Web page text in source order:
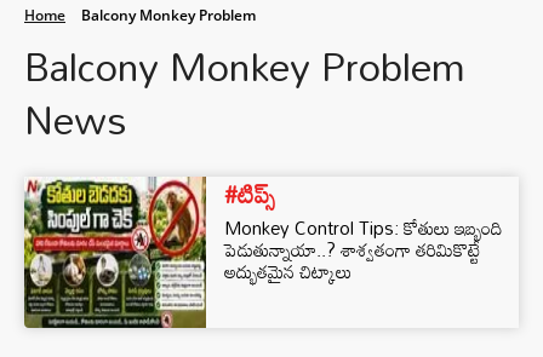
Home Balcony Monkey Problem
Balcony Monkey Problem
News
#టిప్స్
Monkey Control Tips: కోతులు ఇబ్బంది
పెడుతున్నాయా..? శాశ్వతంగా తరిమికొట్టే
అద్భుతమైన చిట్కాలు